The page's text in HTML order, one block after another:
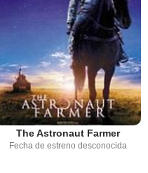
The Astronaut Farmer
Fecha de estreno desconocida